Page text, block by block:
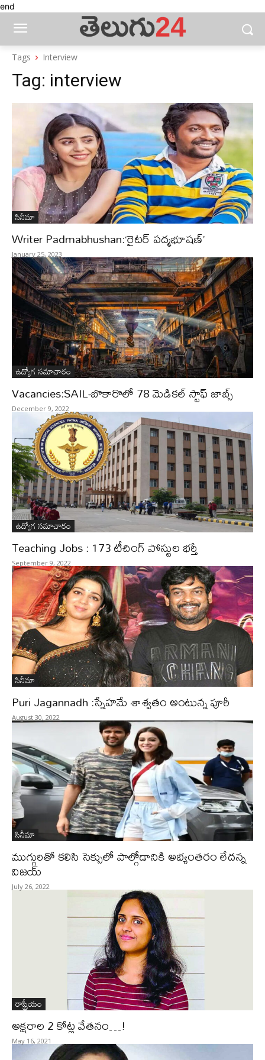
end
Tags Interview
Tag: interview
సినీమా
Writer Padmabhushan:‘రైటర్ పద్మభూషణ్‌’
January 25, 2023
ఉద్యోగ సమాచారం
Vacancies:SAIL-బొకారొలో 78 మెడికల్ స్టాఫ్ జాబ్స్
December 9, 2022
ఉద్యోగ సమాచారం
Teaching Jobs : 173 టీచింగ్‌ పోస్టుల భర్తీ
September 9, 2022
సినీమా
Puri Jagannadh :స్నేహమే శాశ్వతం అంటున్న పూరీ
August 30, 2022
సినీమా
ముగ్గురితో కలిసి సెక్సులో పాల్గోడానికి అభ్యంతరం లేదన్న
విజయ్
July 26, 2022
రాష్ట్రీయం
అక్షరాల 2 కోట్ల వేతనం…!
May 16, 2021